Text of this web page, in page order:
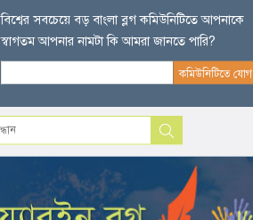
বিশ্বের সবচেয়ে বড় বাংলা ব্লগ কমিউনিটিতে আপনাকে
স্বাগতম আপনার নামটা কি আমরা জানতে পারি?